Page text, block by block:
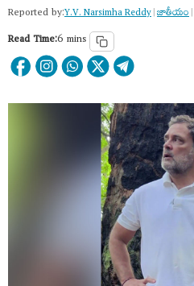
Reported by:Y.V. Narsimha Reddy|జాతీయం|
Read Time:6 mins